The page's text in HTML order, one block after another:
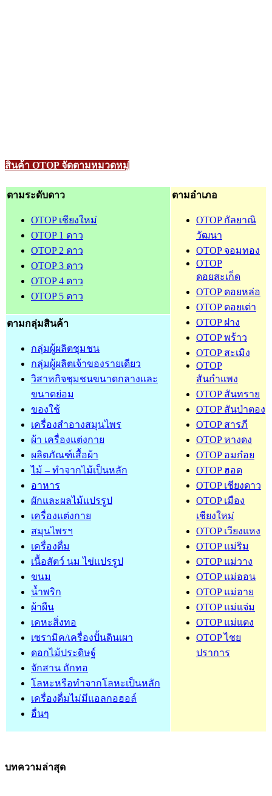
สินค้า OTOP จัดตามหมวดหมู่
ตามระดับดาว
OTOP เชียงใหม่
OTOP 1 ดาว
OTOP 2 ดาว
OTOP 3 ดาว
OTOP 4 ดาว
OTOP 5 ดาว
ตามอำเภอ
OTOP กัลยาณิ
วัฒนา
OTOP จอมทอง
OTOP
ดอยสะเก็ด
OTOP ดอยหล่อ
OTOP ดอยเต่า
OTOP ฝาง
OTOP พร้าว
OTOP สะเมิง
OTOP
สันกำแพง
OTOP สันทราย
OTOP สันป่าตอง
OTOP สารภี
OTOP หางดง
OTOP อมก๋อย
OTOP ฮอด
OTOP เชียงดาว
OTOP เมือง
เชียงใหม่
OTOP เวียงแหง
OTOP แม่ริม
OTOP แม่วาง
OTOP แม่ออน
OTOP แม่อาย
OTOP แม่แจ่ม
OTOP แม่แตง
OTOP ไชย
ปราการ
ตามกลุ่มสินค้า
กลุ่มผู้ผลิตชุมชน
กลุ่มผู้ผลิตเจ้าของรายเดียว
วิสาหกิจชุมชนขนาดกลางและ
ขนาดย่อม
ของใช้
เครื่องสำอางสมุนไพร
ผ้า เครื่องแต่งกาย
ผลิตภัณฑ์เสื้อผ้า
ไม้ – ทำจากไม้เป็นหลัก
อาหาร
ผักและผลไม้แปรรูป
เครื่องแต่งกาย
สมุนไพรฯ
เครื่องดื่ม
เนื้อสัตว์ นม ไข่แปรรูป
ขนม
น้ำพริก
ผ้าผืน
เคหะสิ่งทอ
เซรามิค/เครื่องปั้นดินเผา
ดอกไม้ประดิษฐ์
จักสาน ถักทอ
โลหะหรือทำจากโลหะเป็นหลัก
เครื่องดื่มไม่มีแอลกอฮอล์
อื่นๆ
บทความล่าสุด